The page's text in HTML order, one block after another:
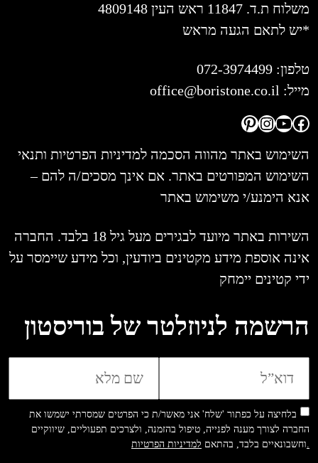
משלוח ת.ד. 11847 ראש העין 4809148
*יש לתאם הגעה מראש
טלפון: 072-3974499
מייל: office@boristone.co.il
Facebook
YouTube
Instagram
Pinterest
השימוש באתר מהווה הסכמה למדיניות הפרטיות ותנאי
השימוש המפורטים באתר. אם אינך מסכים/ה להם –
אנא הימנע/י משימוש באתר
השירות באתר מיועד לבגירים מעל גיל 18 בלבד. החברה
אינה אוספת מידע מקטינים ביודעין, וכל מידע שיימסר על
ידי קטינים יימחק
הרשמה לניוזלטר של בוריסטון
בלחיצה על כפתור 'שלח' אני מאשר/ת כי הפרטים שמסרתי ישמשו את
החברה לצורך מענה לפנייה, טיפול בהזמנה, ולצרכים תפעוליים, שיווקיים
וחשבונאיים בלבד, בהתאםלמדיניות הפרטיות.